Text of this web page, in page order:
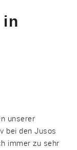
unserer
bei den Jusos
immer zu sehr